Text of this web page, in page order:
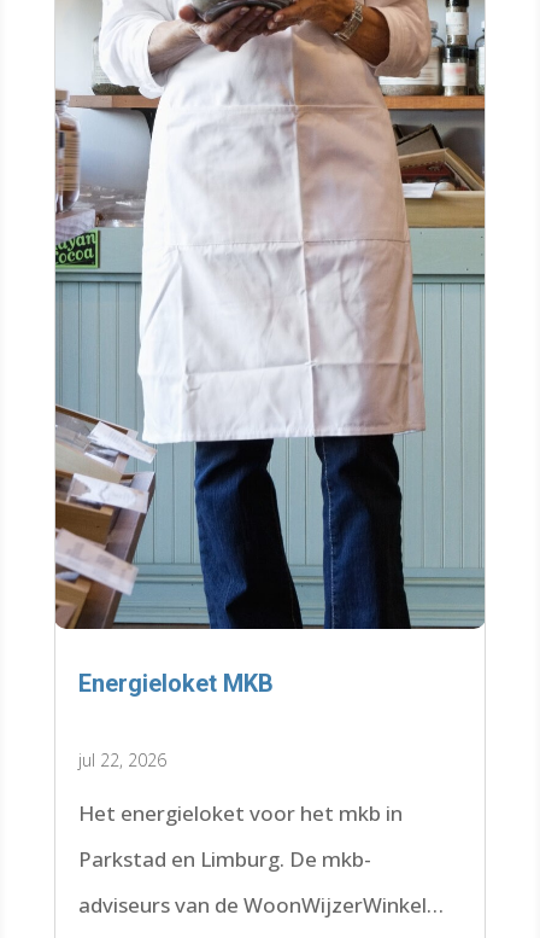
Energieloket MKB
jul 22, 2026
Het energieloket voor het mkb in
Parkstad en Limburg. De mkb-
adviseurs van de WoonWijzerWinkel